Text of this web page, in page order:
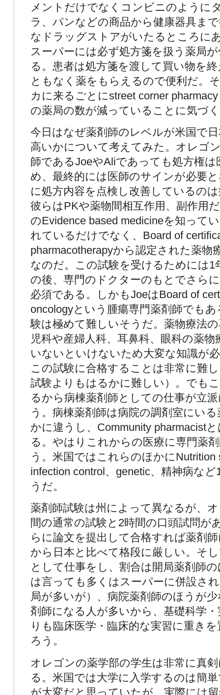
メントだけでなくコンビニのように
ラ、パンなどの商品から健康器具ま
なドラッグストアがいたるところに
スーパーには必ず処方箋を扱う薬局
る。患者は処方箋を渡して買い物を
ともなく薬をもらえるので便利だ。
カに来るごとにstreet corner
の薬局の数が減っていることに気づ
今日はなぜ薬剤師のレベルが米国で
高いかについて考えてみた。オレゴ
師であるJoeやAliであっても処方権は
め、最終的には医師のサインが必要
に処方内容を点検し改善しているの
彼らはPKや薬物間相互作用、副作用
のEvidence based medicineを知って
れているだけでなく、Board of
pharmacotherapyから認定された薬物
なのだ。この試験を受けるためには1
の後、専門のドクターのもとでさら
必須である。しかもJoeはBoard of
oncologyという腫瘍専門薬剤師でも
験は極めて難しいそうだ。薬物療法
児科や産婦人科、耳鼻科、眼科の薬
いないといけないため大変な知識が
この試験に合格することは非常に難
試験よりもはるかに難しい）。でも
るから病棟薬剤師としての仕事が立
う。病棟薬剤師は病院の調剤室にい
かに違うし、Community pharmacist
る。やはりこれからの医療に専門薬
う。米国ではこれらのほかにNutrition
infection control、genetic、精神病な
うだ。
薬剤師試験は州によって異なるが、
間の通常の試験と2時間の口頭試問が
らに論文を提出して合格すれば薬剤
から日本と比べて格段に厳しい。そ
として仕事をし、割合は開局薬剤師
は言っても多くはスーパーに併設さ
局が多いが）、病院薬剤師のほうが
剤師になる人が多いから、基礎科学
りも臨床医学・臨床的な実習に重き
ろう。
オレゴンの薬学部の学生は非常に真
る。米国では大学に入学するのは簡
が大変だと思っていたが、実際には